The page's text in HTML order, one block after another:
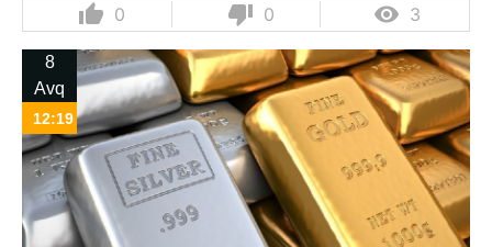
thumb_up 0 thumb_down 0  3
8
Avq
12:19